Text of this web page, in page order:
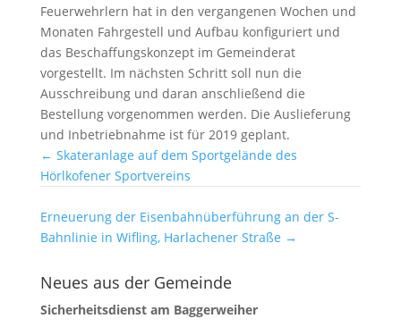
Feuerwehrlern hat in den vergangenen Wochen und
Monaten Fahrgestell und Aufbau konfiguriert und
das Beschaffungskonzept im Gemeinderat
vorgestellt. Im nächsten Schritt soll nun die
Ausschreibung und daran anschließend die
Bestellung vorgenommen werden. Die Auslieferung
und Inbetriebnahme ist für 2019 geplant.
← Skateranlage auf dem Sportgelände des
Hörlkofener Sportvereins
Erneuerung der Eisenbahnüberführung an der S-
Bahnlinie in Wifling, Harlachener Straße →
Neues aus der Gemeinde
Sicherheitsdienst am Baggerweiher